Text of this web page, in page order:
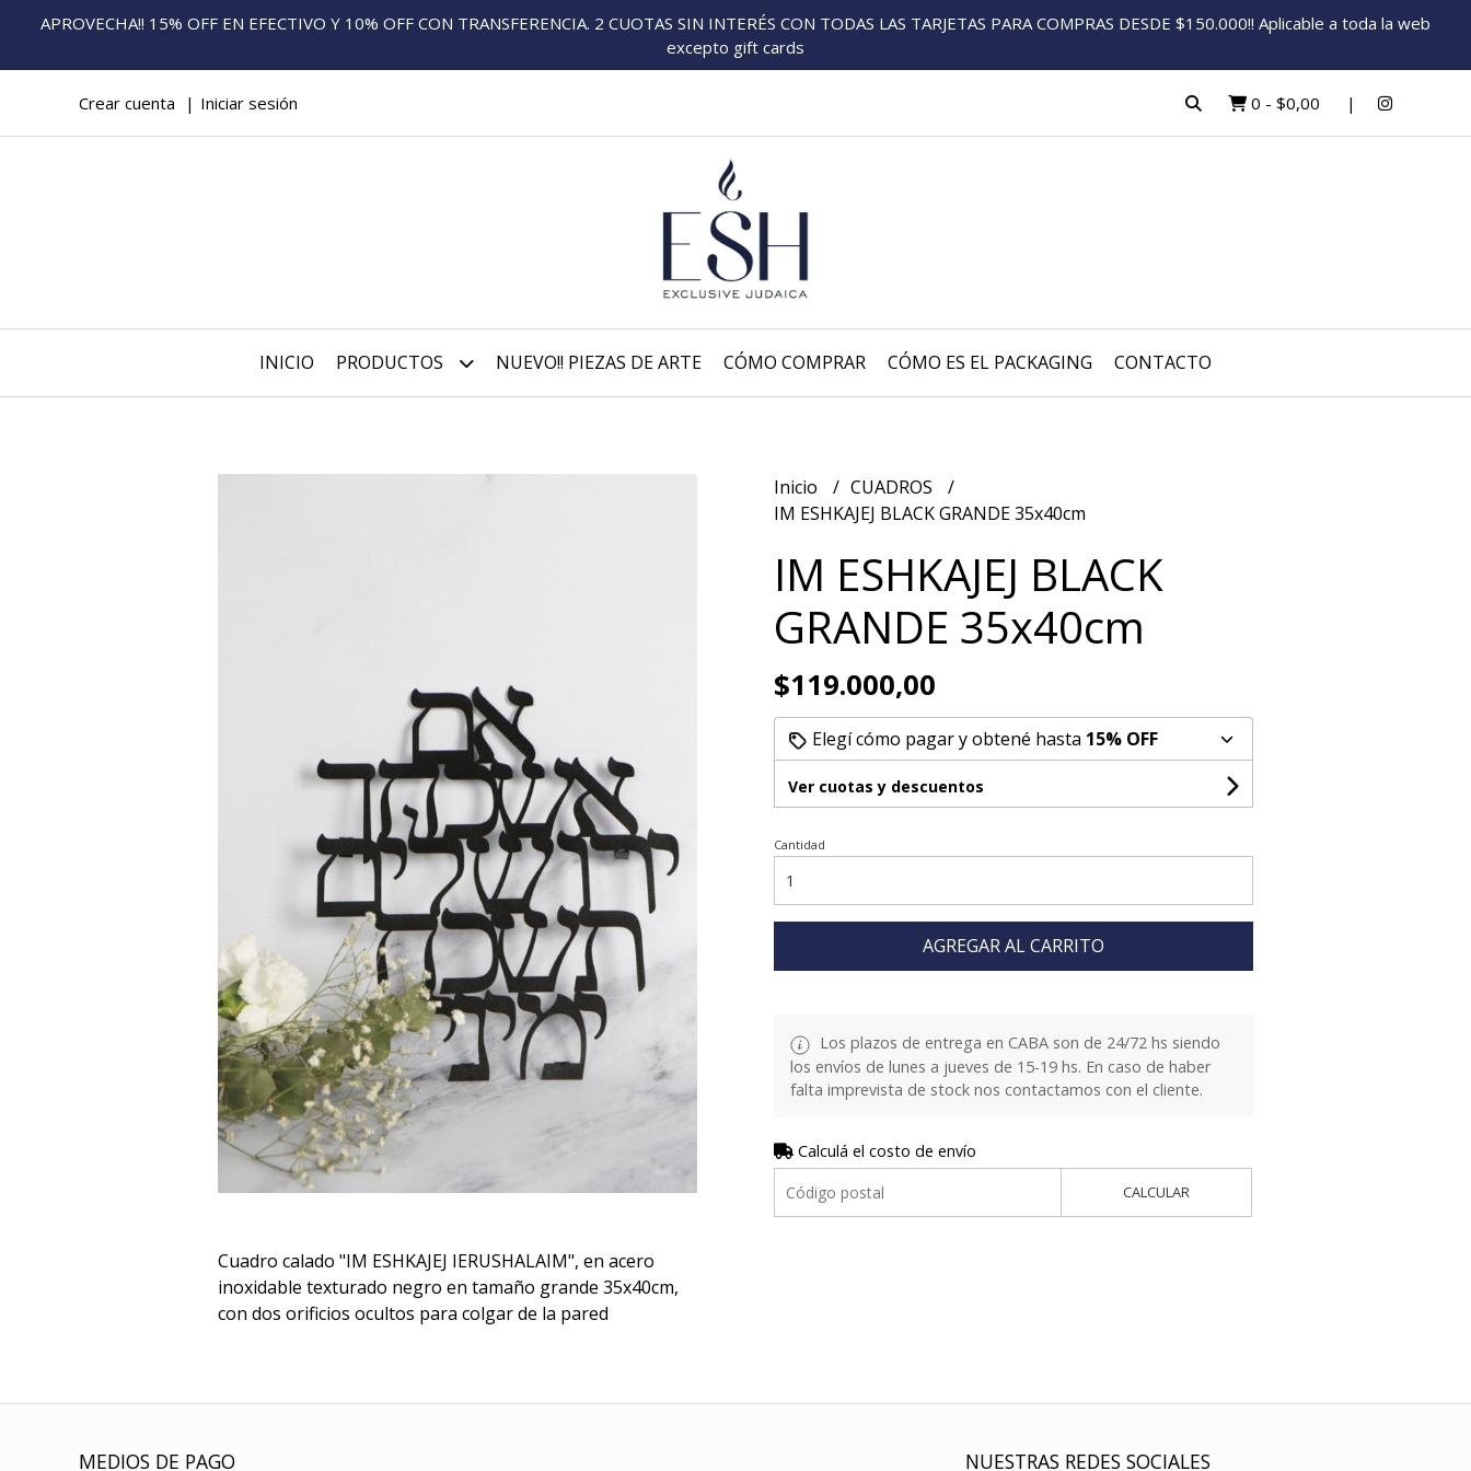
APROVECHA!! 15% OFF EN EFECTIVO Y 10% OFF CON TRANSFERENCIA. 2 CUOTAS SIN INTERÉS CON TODAS LAS TARJETAS PARA COMPRAS DESDE $150.000!! Aplicable a toda la web
excepto gift cards
Crear cuenta Iniciar sesión 0 - $0,00
INICIO PRODUCTOS NUEVO!! PIEZAS DE ARTE CÓMO COMPRAR CÓMO ES EL PACKAGING CONTACTO
Cuadro calado "IM ESHKAJEJ IERUSHALAIM", en acero
inoxidable texturado negro en tamaño grande 35x40cm,
con dos orificios ocultos para colgar de la pared
Inicio
CUADROS
IM ESHKAJEJ BLACK GRANDE 35x40cm
IM ESHKAJEJ BLACK
GRANDE 35x40cm
$119.000,00
Elegí cómo pagar y obtené hasta 15% OFF
Ver cuotas y descuentos
Cantidad
AGREGAR AL CARRITO
Los plazos de entrega en CABA son de 24/72 hs siendo
los envíos de lunes a jueves de 15-19 hs. En caso de haber
falta imprevista de stock nos contactamos con el cliente.
Calculá el costo de envío
CALCULAR
MEDIOS DE PAGO NUESTRAS REDES SOCIALES